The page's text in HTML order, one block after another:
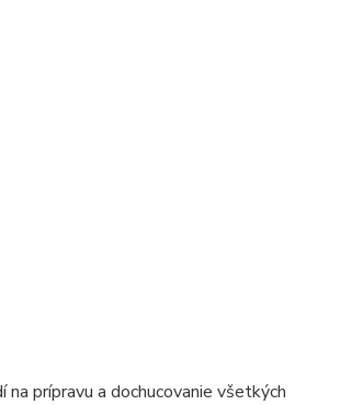
prípravu a dochucovanie všetkých